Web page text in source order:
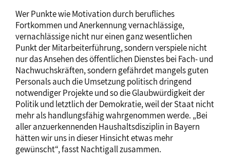
Wer Punkte wie Motivation durch berufliches
Fortkommen und Anerkennung vernachlässige,
vernachlässige nicht nur einen ganz wesentlichen
Punkt der Mitarbeiterführung, sondern verspiele nicht
nur das Ansehen des öffentlichen Dienstes bei Fach- und
Nachwuchskräften, sondern gefährdet mangels guten
Personals auch die Umsetzung politisch dringend
notwendiger Projekte und so die Glaubwürdigkeit der
Politik und letztlich der Demokratie, weil der Staat nicht
mehr als handlungsfähig wahrgenommen werde. „Bei
aller anzuerkennenden Haushaltsdisziplin in Bayern
hätten wir uns in dieser Hinsicht etwas mehr
gewünscht“, fasst Nachtigall zusammen.